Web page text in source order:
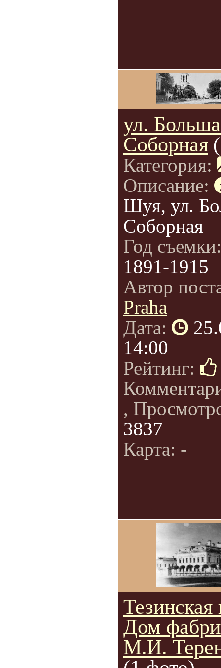
ул.
Соборная
Категория:
Описание:
Шуя, ул.
Соборная
Год
1891-1915
Автор
Praha
Дата:
14:00
Рейтинг:
,
3837
Карта: -
Тезинская
Дом
М.И.